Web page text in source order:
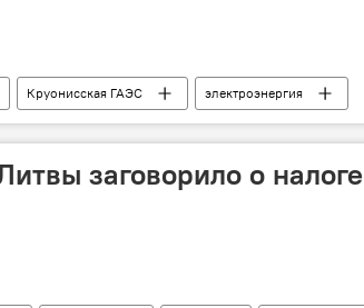
Круонисская ГАЭС
электроэнергия
заговорило о налоге